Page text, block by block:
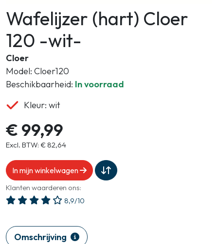
Wafelijzer (hart) Cloer
120 -wit-
Cloer
Model: Cloer120
Beschikbaarheid: In voorraad
Kleur: wit
€ 99,99
Excl. BTW: € 82,64
In mijn winkelwagen
Klanten waarderen ons:
8,9/10
Omschrijving